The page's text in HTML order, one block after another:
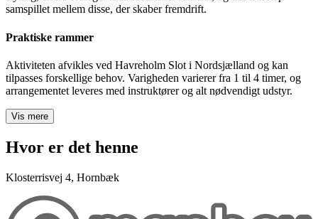
Aktiviteten sætter fokus på samarbejde, kommunikation og fælles
kompetencer spiller sammen, og hvordan fælles indsats skaber bedre
resultater.
Sådan forløber oplevelsen
række aktiviteter som klatring, samarbejdsøvelser og udfordringer på
jorden. Programmet varierer afhængigt af valgt pakke og afsluttes
med en fælles finale eller opsamling.
Deltagerne arbejder i teams, hvor roller opstår naturligt. Nogle tager
styring, andre bidrager med idéer eller struktur, og det er netop